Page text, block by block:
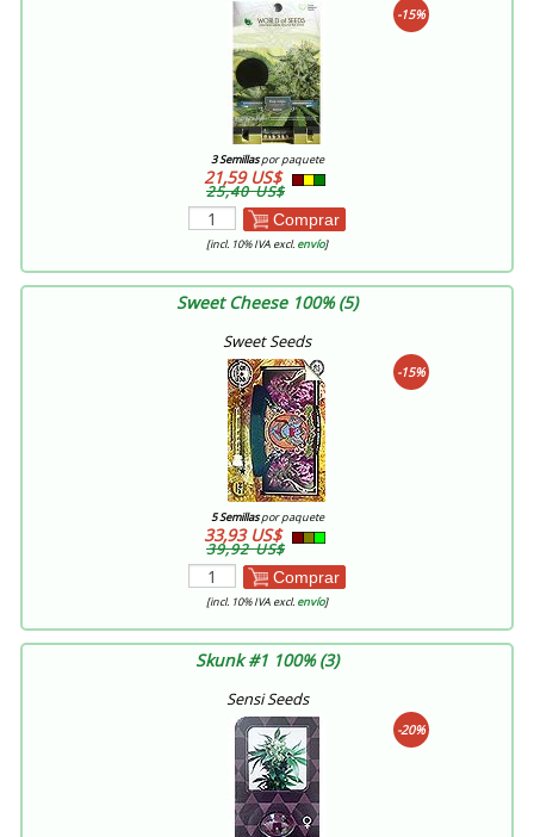
-15%
3 Semillaspor paquete
21,59 US$
25,40 US$
Comprar
[incl. 10% IVA excl. envío]
Sweet Cheese 100% (5)
Sweet Seeds
-15%
5 Semillaspor paquete
33,93 US$
39,92 US$
Comprar
[incl. 10% IVA excl. envío]
Skunk #1 100% (3)
Sensi Seeds
-20%